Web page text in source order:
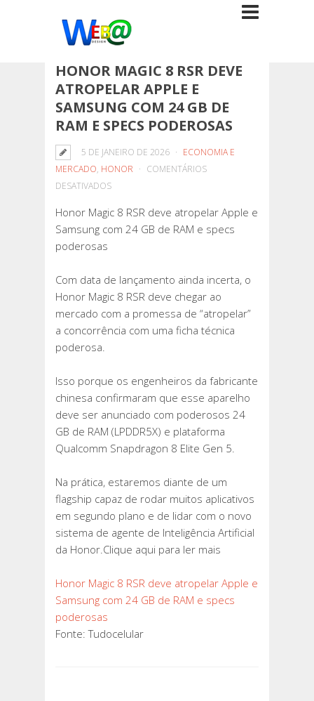
HONOR MAGIC 8 RSR DEVE
ATROPELAR APPLE E
SAMSUNG COM 24 GB DE
RAM E SPECS PODEROSAS
5 DE JANEIRO DE 2026
ECONOMIA E
MERCADO, HONOR
COMENTÁRIOS
DESATIVADOSEM
MAGIC
8
ATROPELAR
APPLE
E
SAMSUNG
GB
DE
RAM
E
SPECS
Honor Magic 8 RSR deve atropelar Apple e
Samsung com 24 GB de RAM e specs
poderosas
Com data de lançamento ainda incerta, o
Honor Magic 8 RSR deve chegar ao
mercado com a promessa de “atropelar”
a concorrência com uma ficha técnica
poderosa.
Isso porque os engenheiros da fabricante
chinesa confirmaram que esse aparelho
deve ser anunciado com poderosos 24
GB de RAM (LPDDR5X) e plataforma
Qualcomm Snapdragon 8 Elite Gen 5.
Na prática, estaremos diante de um
flagship capaz de rodar muitos aplicativos
em segundo plano e de lidar com o novo
sistema de agente de Inteligência Artificial
da Honor.Clique aqui para ler mais
Honor Magic 8 RSR deve atropelar Apple e
Samsung com 24 GB de RAM e specs
poderosas
Fonte: Tudocelular